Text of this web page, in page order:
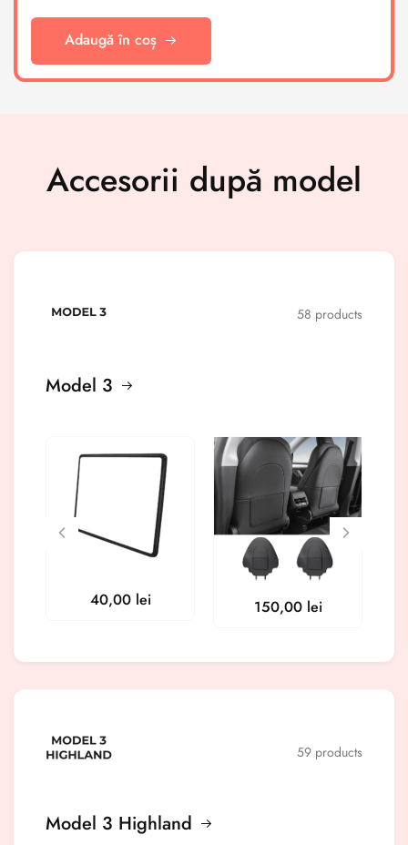
Adaugă în coș
Accesorii după model
58 products
Model 3
40,00 lei 150,00 lei
59 products
Model 3 Highland